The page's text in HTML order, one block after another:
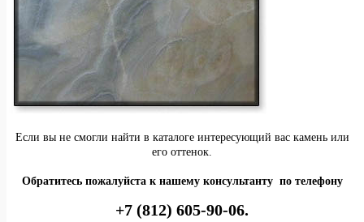
Если вы не смогли найти в каталоге интересующий вас камень или
его оттенок.
Обратитесь пожалуйста к нашему консультанту по телефону
+7 (812) 605-90-06.